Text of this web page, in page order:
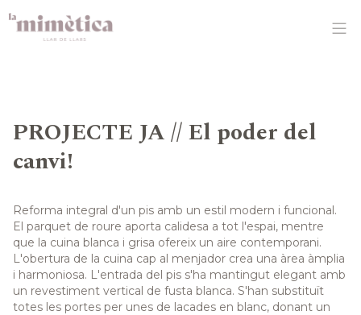
PROJECTE JA // El poder del
canvi!
Reforma integral d'un pis amb un estil modern i funcional.
El parquet de roure aporta calidesa a tot l'espai, mentre
que la cuina blanca i grisa ofereix un aire contemporani.
L'obertura de la cuina cap al menjador crea una àrea àmplia
i harmoniosa. L'entrada del pis s'ha mantingut elegant amb
un revestiment vertical de fusta blanca. S'han substituït
totes les portes per unes de lacades en blanc, donant un